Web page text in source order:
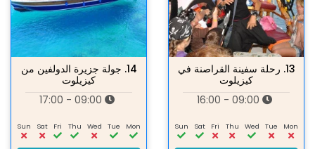
13. رحلة سفينة القراصنة في
كيزيلوت
Mon
Tue
Wed
Thu
Fri
Sat
Sun
14. جولة جزيرة الدولفين من
كيزيلوت
Mon
Tue
Wed
Thu
Fri
Sat
Sun